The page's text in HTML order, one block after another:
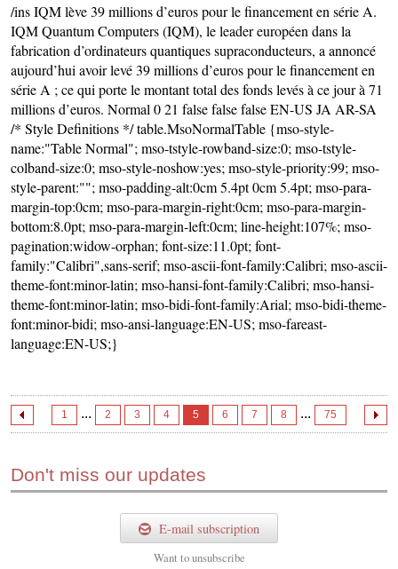
/ins IQM lève 39 millions d’euros pour le financement en série A.
IQM Quantum Computers (IQM), le leader européen dans la
fabrication d’ordinateurs quantiques supraconducteurs, a annoncé
aujourd’hui avoir levé 39 millions d’euros pour le financement en
série A ; ce qui porte le montant total des fonds levés à ce jour à 71
millions d’euros. Normal 0 21 false false false EN-US JA AR-SA
/* Style Definitions */ table.MsoNormalTable {mso-style-
name:"Table Normal"; mso-tstyle-rowband-size:0; mso-tstyle-
colband-size:0; mso-style-noshow:yes; mso-style-priority:99; mso-
style-parent:""; mso-padding-alt:0cm 5.4pt 0cm 5.4pt; mso-para-
margin-top:0cm; mso-para-margin-right:0cm; mso-para-margin-
bottom:8.0pt; mso-para-margin-left:0cm; line-height:107%; mso-
pagination:widow-orphan; font-size:11.0pt; font-
family:"Calibri",sans-serif; mso-ascii-font-family:Calibri; mso-ascii-
theme-font:minor-latin; mso-hansi-font-family:Calibri; mso-hansi-
theme-font:minor-latin; mso-bidi-font-family:Arial; mso-bidi-theme-
font:minor-bidi; mso-ansi-language:EN-US; mso-fareast-
language:EN-US;}
1 ... 2 3 4 5 6 7 8 ... 75
Don't miss our updates
E-mail subscription
Want tounsubscribe